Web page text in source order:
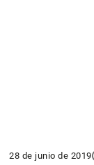
28 de junio de 2019